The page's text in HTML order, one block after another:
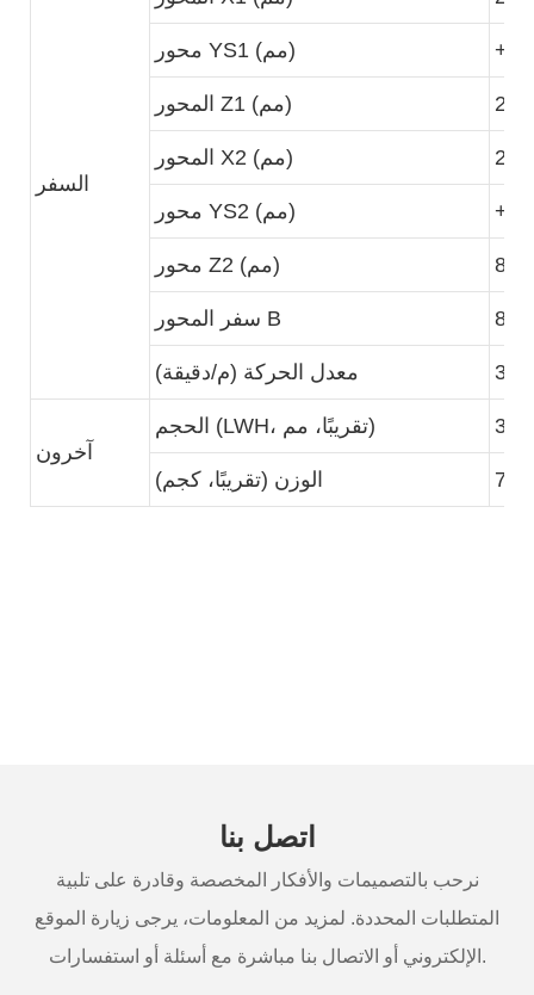
السفر
محور YS1 (مم) +-
المحور Z1 (مم) 265
المحور X2 (مم) 225
محور YS2 (مم) +-
محور Z2 (مم) 810
سفر المحور B 800
معدل الحركة (م/دقيقة) 30
آخرون
الحجم (LWH، تقريبًا، مم)
الوزن (تقريبًا، كجم)
اتصل بنا
نرحب بالتصميمات والأفكار المخصصة وقادرة على تلبية
المتطلبات المحددة. لمزيد من المعلومات، يرجى زيارة الموقع
الإلكتروني أو الاتصال بنا مباشرة مع أسئلة أو استفسارات.